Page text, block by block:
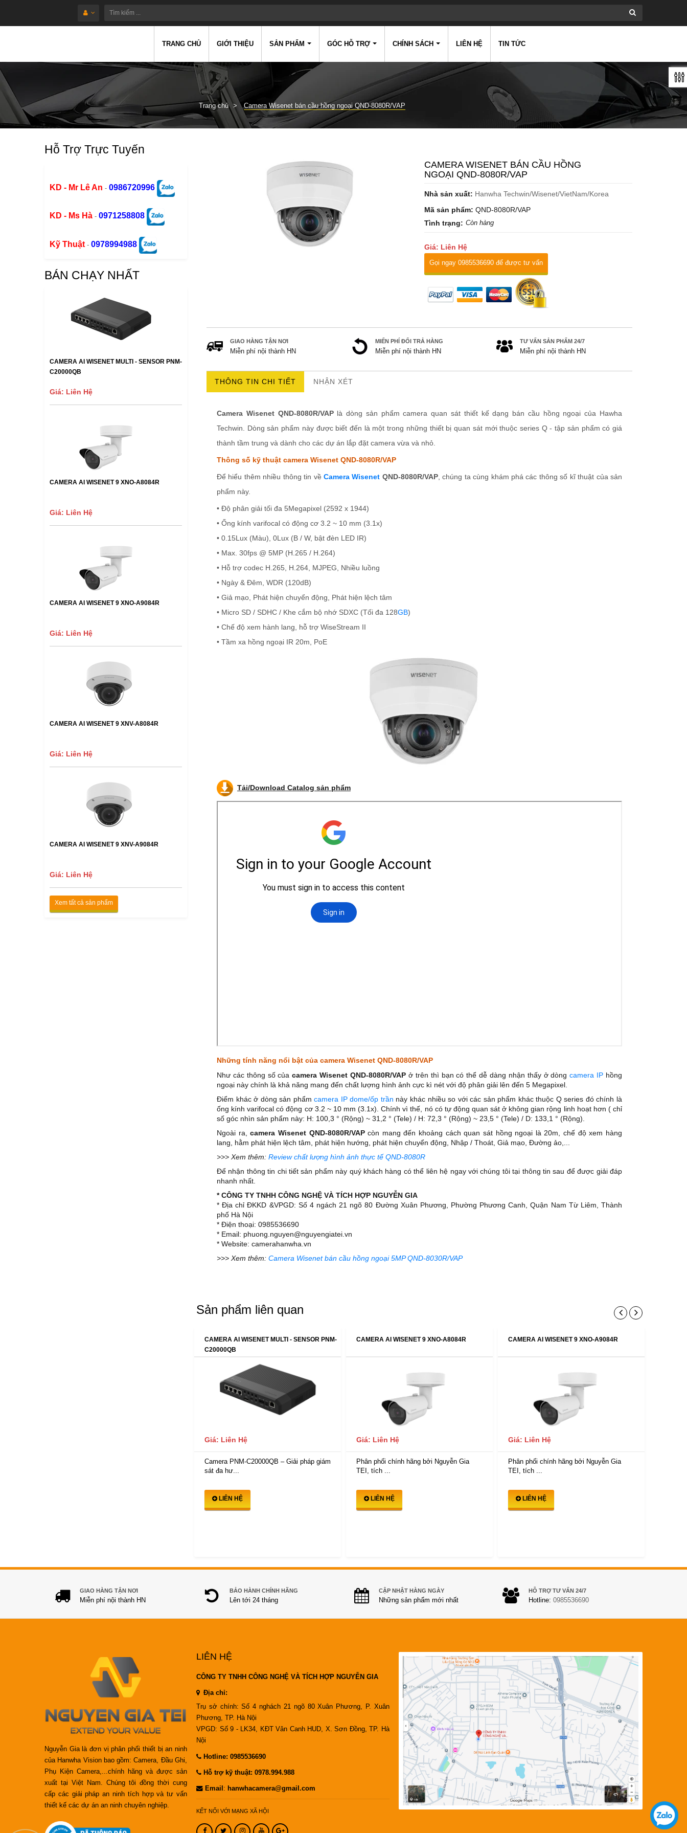
TRANG CHỦ GIỚI THIỆU SẢN PHẨM GÓC HỖ TRỢ CHÍNH SÁCH LIÊN HỆ TIN TỨC
Trang chủ Camera Wisenet bán cầu hồng ngoại QND-8080R/VAP
Hỗ Trợ Trực Tuyến
KD - Mr Lê An - 0986720996
KD - Ms Hà - 0971258808
Kỹ Thuật - 0978994988
BÁN CHẠY NHẤT
CAMERA AI WISENET MULTI - SENSOR PNM-
C20000QB
Giá: Liên Hệ
CAMERA AI WISENET 9 XNO-A8084R
Giá: Liên Hệ
CAMERA AI WISENET 9 XNO-A9084R
Giá: Liên Hệ
CAMERA AI WISENET 9 XNV-A8084R
Giá: Liên Hệ
CAMERA AI WISENET 9 XNV-A9084R
Giá: Liên Hệ
Xem tất cả sản phẩm
CAMERA WISENET BÁN CẦU HỒNG
NGOẠI QND-8080R/VAP
Nhà sản xuất: Hanwha Techwin/Wisenet/VietNam/Korea
Mã sản phẩm: QND-8080R/VAP
Tình trạng: Còn hàng
Giá: Liên Hệ
Gọi ngay 0985536690 để được tư vấn
GIAO HÀNG TẬN NƠI
Miễn phí nội thành HN
MIẾN PHÍ ĐỔI TRẢ HÀNG
Miễn phí nội thành HN
TƯ VẤN SẢN PHẨM 24/7
Miễn phí nội thành HN
THÔNG TIN CHI TIẾT NHẬN XÉT
Camera Wisenet QND-8080R/VAP là dòng sản phẩm camera quan sát thiết kế dạng bán cầu hồng ngoại của Hawha
Techwin. Dòng sản phẩm này được biết đến là một trong những thiết bị quan sát mới thuộc series Q - tập sản phẩm có giá
thành tầm trung và dành cho các dự án lắp đặt camera vừa và nhỏ.
Thông số kỹ thuật camera Wisenet QND-8080R/VAP
Để hiểu thêm nhiều thông tin về Camera Wisenet QND-8080R/VAP, chúng ta cùng khám phá các thông số kĩ thuật của sản
phẩm này.
• Độ phân giải tối đa 5Megapixel (2592 x 1944)
• Ống kính varifocal có động cơ 3.2 ~ 10 mm (3.1x)
• 0.15Lux (Màu), 0Lux (B / W, bật đèn LED IR)
• Max. 30fps @ 5MP (H.265 / H.264)
• Hỗ trợ codec H.265, H.264, MJPEG, Nhiều luồng
• Ngày & Đêm, WDR (120dB)
• Giả mạo, Phát hiện chuyển động, Phát hiện lệch tâm
• Micro SD / SDHC / Khe cắm bộ nhớ SDXC (Tối đa 128GB)
• Chế độ xem hành lang, hỗ trợ WiseStream II
• Tầm xa hồng ngoại IR 20m, PoE
Tải/Download Catalog sản phẩm
Những tính năng nổi bật của camera Wisenet QND-8080R/VAP
Như các thông số của camera Wisenet QND-8080R/VAP ở trên thì bạn có thể dễ dàng nhận thấy ở dòngcamera IP hồng
ngoại này chính là khả năng mang đến chất lượng hình ảnh cực kì nét với độ phân giải lên đến 5 Megapixel.
Điểm khác ở dòng sản phẩmcamera IP dome/ốp trần này khác nhiều so với các sản phẩm khác thuộc Q series đó chính là
ống kính varifocal có động cơ 3.2 ~ 10 mm (3.1x). Chính vì thế, nó có tự động quan sát ở không gian rộng linh hoạt hơn ( chỉ
số góc nhìn sản phẩm này: H: 100,3 ° (Rộng) ~ 31,2 ° (Tele) / H: 72,3 ° (Rộng) ~ 23,5 ° (Tele) / D: 133,1 ° (Rộng).
Ngoài ra,camera Wisenet QND-8080R/VAPcòn mang đến khoảng cách quan sát hồng ngoại là 20m, chế độ xem hàng
lang, hằm phát hiện lệch tâm, phát hiện hướng, phát hiện chuyển động, Nhập / Thoát, Giả mạo, Đường ảo,...
>>> Xem thêm: Review chất lượng hình ảnh thực tế QND-8080R
Để nhận thông tin chi tiết sản phẩm này quý khách hàng có thể liên hệ ngay với chúng tôi tại thông tin sau để được giải đáp
nhanh nhất.
* CÔNG TY TNHH CÔNG NGHỆ VÀ TÍCH HỢP NGUYỄN GIA
* Địa chỉ ĐKKD &VPGD: Số 4 ngách 21 ngõ 80 Đường Xuân Phương, Phường Phương Canh, Quận Nam Từ Liêm, Thành
phố Hà Nội
* Điện thoại: 0985536690
* Email: phuong.nguyen@nguyengiatei.vn
* Website: camerahanwha.vn
>>> Xem thêm: Camera Wisenet bán cầu hồng ngoại 5MP QND-8030R/VAP
Sản phẩm liên quan
CAMERA AI WISENET MULTI - SENSOR PNM-
C20000QB
Giá: Liên Hệ
Camera PNM-C20000QB – Giải pháp giám
sát đa hư...
LIÊN HỆ
CAMERA AI WISENET 9 XNO-A8084R
Giá: Liên Hệ
Phân phối chính hãng bởi Nguyễn Gia
TEI, tích ...
LIÊN HỆ
CAMERA AI WISENET 9 XNO-A9084R
Giá: Liên Hệ
Phân phối chính hãng bởi Nguyễn Gia
TEI, tích ...
LIÊN HỆ
GIAO HÀNG TẬN NƠI
Miễn phí nội thành HN
BẢO HÀNH CHÍNH HÃNG
Lên tới 24 tháng
CẬP NHẬT HÀNG NGÀY
Những sản phẩm mới nhất
HỖ TRỢ TƯ VẤN 24/7
Hotline: 0985536690
Nguyễn Gia là đơn vị phân phối thiết bị an ninh
của Hanwha Vision bao gồm: Camera, Đầu Ghi,
Phụ Kiện Camera,...chính hãng và được sản
xuất tại Việt Nam. Chúng tôi đồng thời cung
cấp các giải pháp an ninh tích hợp và tư vấn
thiết kế các dự án an ninh chuyên nghiệp.
LIÊN HỆ
CÔNG TY TNHH CÔNG NGHỆ VÀ TÍCH HỢP NGUYỄN GIA
Địa chỉ:
Trụ sở chính: Số 4 nghách 21 ngõ 80 Xuân Phương, P. Xuân
Phương, TP. Hà Nội
VPGD: Số 9 - LK34, KĐT Vân Canh HUD, X. Sơn Đồng, TP. Hà
Nội
Hotline: 0985536690
Hỗ trợ kỹ thuật: 0978.994.988
Email : hanwhacamera@gmail.com
KẾT NỐI VỚI MẠNG XÃ HỘI